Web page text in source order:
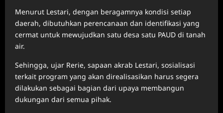
Menurut Lestari, dengan beragamnya kondisi setiap
daerah, dibutuhkan perencanaan dan identifikasi yang
cermat untuk mewujudkan satu desa satu PAUD di tanah
air.
Sehingga, ujar Rerie, sapaan akrab Lestari, sosialisasi
terkait program yang akan direalisasikan harus segera
dilakukan sebagai bagian dari upaya membangun
dukungan dari semua pihak.